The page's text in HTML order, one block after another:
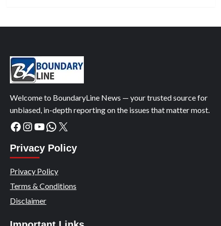
Welcome to BoundaryLine News — your trusted source for
unbiased, in-depth reporting on the issues that matter most.
Facebook
Instagram
YouTube
WhatsApp
X
Privacy Policy
Privacy Policy
Terms & Conditions
Disclaimer